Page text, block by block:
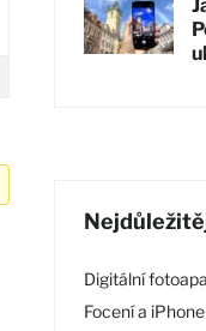
Digitální
Focení a iPhone